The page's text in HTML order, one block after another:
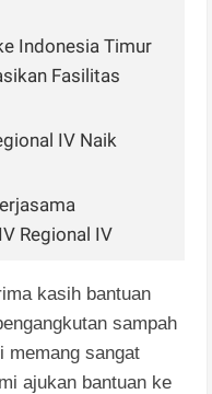
Indonesia Timur
Fasilitas
IV Naik
Regional IV
kasih bantuan
sampah
memang sangat
ajukan bantuan ke